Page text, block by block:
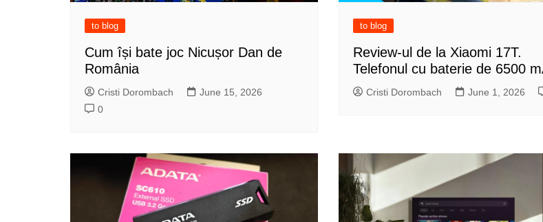
to blog
Cum își bate joc Nicușor Dan de
România
Cristi Dorombach
June 15, 2026
0
to blog
Review-ul de la Xiaomi 17T.
Telefonul cu baterie de 6500
Cristi Dorombach June 1, 2026